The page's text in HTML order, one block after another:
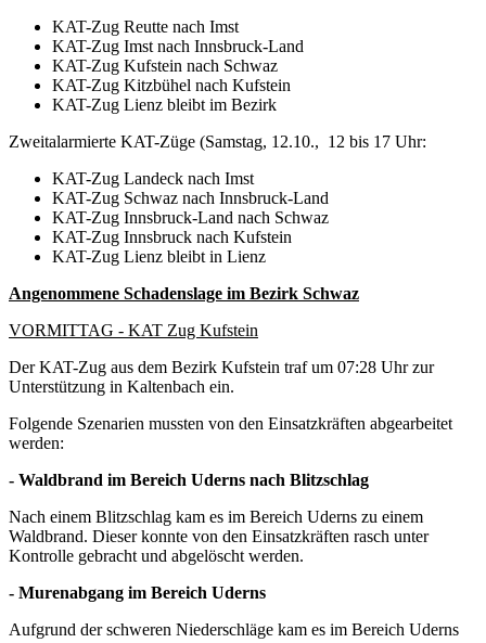
KAT-Zug Reutte nach Imst
KAT-Zug Imst nach Innsbruck-Land
KAT-Zug Kufstein nach Schwaz
KAT-Zug Kitzbühel nach Kufstein
KAT-Zug Lienz bleibt im Bezirk
Zweitalarmierte KAT-Züge (Samstag, 12.10., 12 bis 17 Uhr:
KAT-Zug Landeck nach Imst
KAT-Zug Schwaz nach Innsbruck-Land
KAT-Zug Innsbruck-Land nach Schwaz
KAT-Zug Innsbruck nach Kufstein
KAT-Zug Lienz bleibt in Lienz
Angenommene Schadenslage im Bezirk Schwaz
VORMITTAG - KAT Zug Kufstein
Der KAT-Zug aus dem Bezirk Kufstein traf um 07:28 Uhr zur
Unterstützung in Kaltenbach ein.
Folgende Szenarien mussten von den Einsatzkräften abgearbeitet
werden:
- Waldbrand im Bereich Uderns nach Blitzschlag
Nach einem Blitzschlag kam es im Bereich Uderns zu einem
Waldbrand. Dieser konnte von den Einsatzkräften rasch unter
Kontrolle gebracht und abgelöscht werden.
- Murenabgang im Bereich Uderns
Aufgrund der schweren Niederschläge kam es im Bereich Uderns